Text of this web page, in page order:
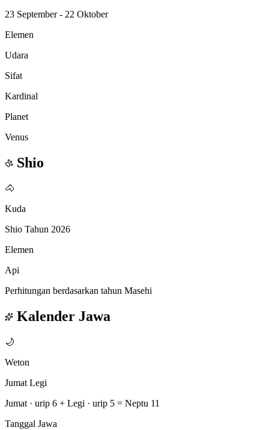
23 September - 22 Oktober
Elemen
Udara
Sifat
Kardinal
Planet
Venus
Shio
🐴
Kuda
Shio Tahun 2026
Elemen
Api
Perhitungan berdasarkan tahun Masehi
Kalender Jawa
🌙
Weton
Jumat Legi
Jumat · urip 6 + Legi · urip 5 = Neptu 11
Tanggal Jawa